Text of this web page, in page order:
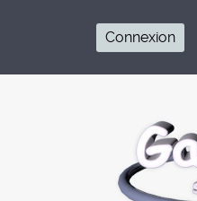
Connexion